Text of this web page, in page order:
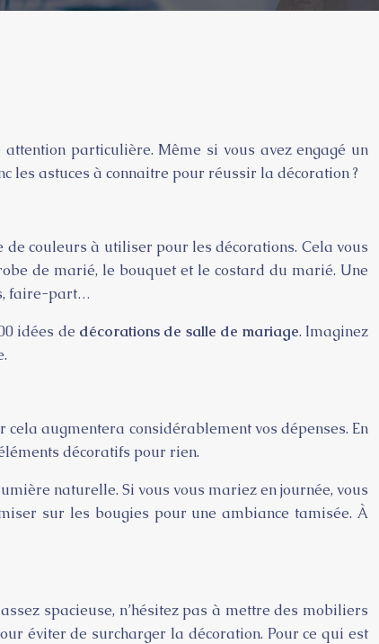
particulière. Même si vous avez engagé un
les astuces à connaitre pour réussir la décoration ?
couleurs à utiliser pour les décorations. Cela vous
de marié, le bouquet et le costard du marié. Une
faire-part…
idées de décorations de salle de mariage. Imaginez
augmentera considérablement vos dépenses. En
décoratifs pour rien.
naturelle. Si vous vous mariez en journée, vous
sur les bougies pour une ambiance tamisée. À
spacieuse, n’hésitez pas à mettre des mobiliers
éviter de surcharger la décoration. Pour ce qui est